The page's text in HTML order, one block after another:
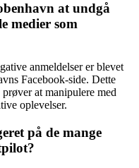
at undgå
medier som
anmeldelser er blevet
Facebook-side. Dette
at manipulere med
oplevelser.
på de mange